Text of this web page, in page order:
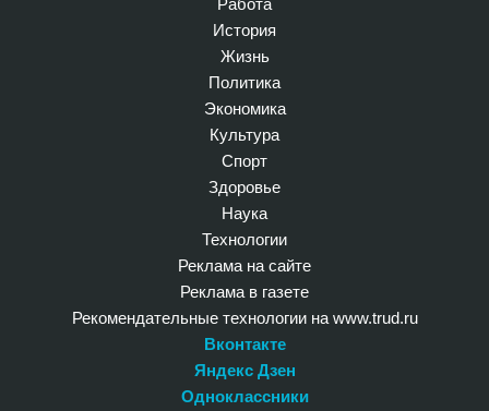
История
Жизнь
Политика
Экономика
Культура
Спорт
Здоровье
Наука
Технологии
Реклама на сайте
Реклама в газете
Рекомендательные технологии на www.trud.ru
Вконтакте
Яндекс Дзен
Одноклассники